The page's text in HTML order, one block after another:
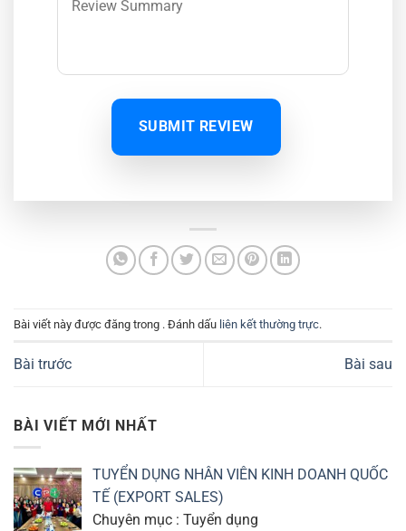
SUBMIT REVIEW
Bài viết này được đăng trong . Đánh dấu liên kết thường trực.
Bài trước Bài sau
BÀI VIẾT MỚI NHẤT
TUYỂN DỤNG NHÂN VIÊN KINH DOANH QUỐC
TẾ (EXPORT SALES)
Chuyên mục : Tuyển dụng